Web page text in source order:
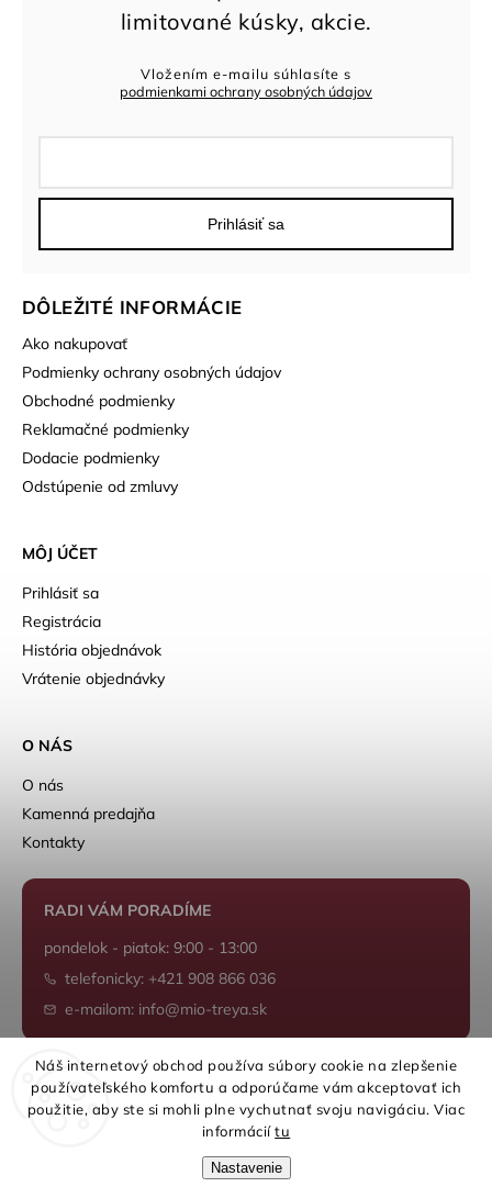
Náš internetový obchod používa súbory cookie na zlepšenie
používateľského komfortu a odporúčame vám akceptovať ich
použitie, aby ste si mohli plne vychutnať svoju navigáciu. Viac
informáciítu
Nastavenie
DÔLEŽITÉ INFORMÁCIE
Ako nakupovať
Podmienky ochrany osobných údajov
Obchodné podmienky
Reklamačné podmienky
Dodacie podmienky
Odstúpenie od zmluvy
MÔJ ÚČET
Prihlásiť sa
Registrácia
História objednávok
Vrátenie objednávky
Vložením e-mailu súhlasíte s
podmienkami ochrany osobných údajov
Prihlásiť sa
O NÁS
O nás
Kamenná predajňa
Kontakty
RADI VÁM PORADÍME
pondelok - piatok: 9:00 - 13:00
telefonicky: +421 908 866 036
e-mailom: info@mio-treya.sk
Shoptet.sk